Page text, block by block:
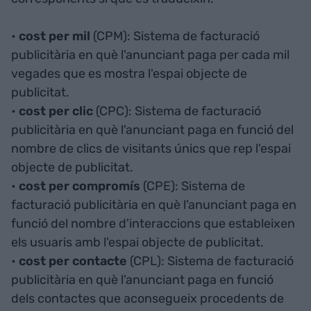
• cost per mil (CPM): Sistema de facturació
publicitària en què l'anunciant paga per cada mil
vegades que es mostra l'espai objecte de
publicitat.
• cost per clic (CPC): Sistema de facturació
publicitària en què l'anunciant paga en funció del
nombre de clics de visitants únics que rep l'espai
objecte de publicitat.
• cost per compromís (CPE): Sistema de
facturació publicitària en què l'anunciant paga en
funció del nombre d'interaccions que estableixen
els usuaris amb l'espai objecte de publicitat.
• cost per contacte (CPL): Sistema de facturació
publicitària en què l'anunciant paga en funció
dels contactes que aconsegueix procedents de